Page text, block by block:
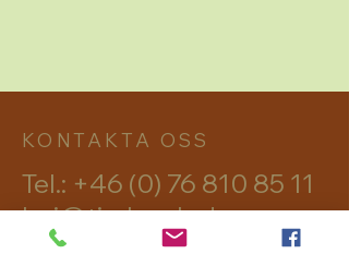
KONTAKTA OSS
Tel.: +46 (0) 76 810 85 11
hej@timber-lodge.se
Skålsjön 302